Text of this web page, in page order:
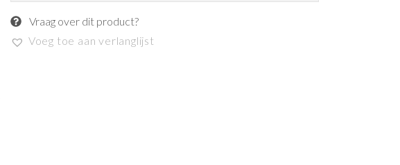
Vraag over dit product?
Voeg toe aan verlanglijst